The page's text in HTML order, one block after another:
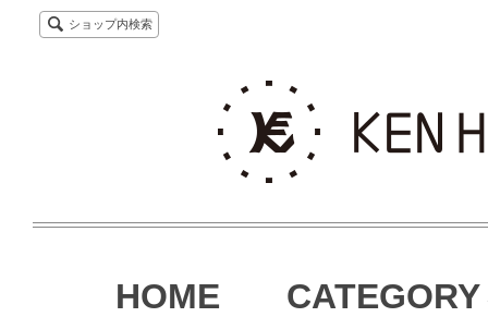
ショップ内検索
HOME CATEGORY